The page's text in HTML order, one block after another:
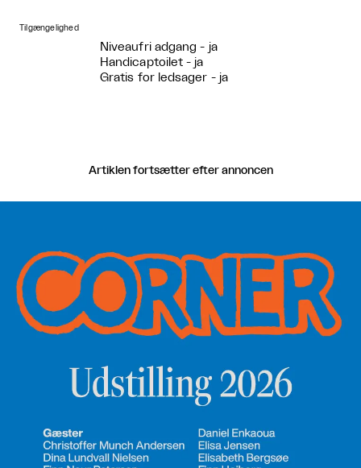
Tilgængelighed
Niveaufri adgang - ja
Handicaptoilet - ja
Gratis for ledsager - ja
Artiklen fortsætter efter annoncen